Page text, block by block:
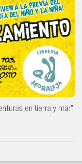
en tierra y mar"